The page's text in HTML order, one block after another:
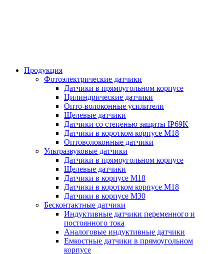
Продукция
Фотоэлектрические датчики
Датчики в прямоугольном корпусе
Цилиндрические датчики
Опто-волоконные усилители
Щелевые датчики
Датчики со степенью защиты IP69K
Датчики в коротком корпусе М18
Оптоволоконные датчики
Ультразвуковые датчики
Датчики в прямоугольном корпусе
Щелевые датчики
Датчики в корпусе М18
Датчики в коротком корпусе М18
Датчики в корпусе М30
Бесконтактные датчики
Индуктивные датчики переменного и
постоянного тока
Аналоговые индуктивные датчики
Емкостные датчики в прямоугольном
корпусе